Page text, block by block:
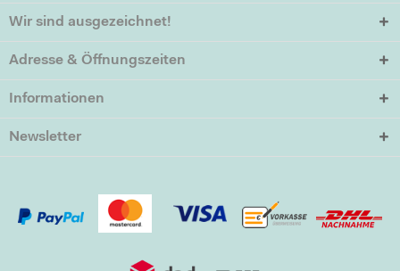
Wir sind ausgezeichnet!
Adresse & Öffnungszeiten
Informationen
Newsletter